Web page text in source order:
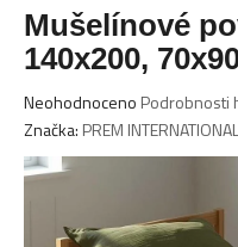
Mušelínové
140x200,
Průměrné
hodnocení
produktu
je
Neohodnoceno Podrobnosti
Značka: PREM INTERNATIONAL